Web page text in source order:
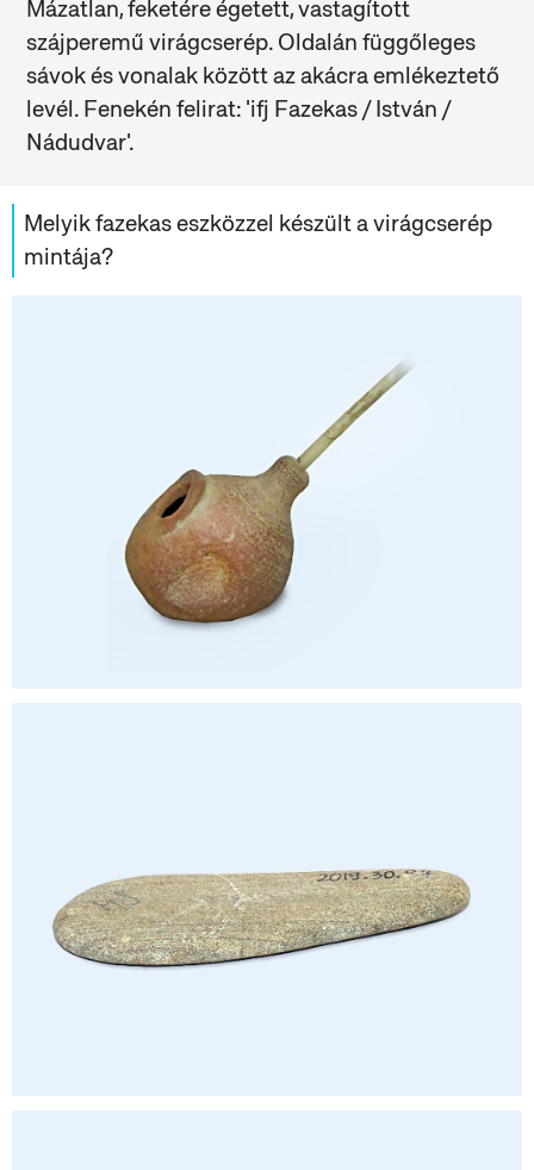
Mázatlan, feketére égetett, vastagított
szájperemű virágcserép. Oldalán függőleges
sávok és vonalak között az akácra emlékeztető
levél. Fenekén felirat: 'ifj Fazekas / István /
Nádudvar'.
Melyik fazekas eszközzel készült a virágcserép
mintája?